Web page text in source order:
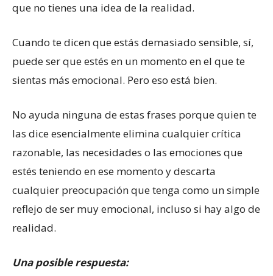
que no tienes una idea de la realidad.
Cuando te dicen que estás demasiado sensible, sí,
puede ser que estés en un momento en el que te
sientas más emocional. Pero eso está bien.
No ayuda ninguna de estas frases porque quien te
las dice esencialmente elimina cualquier crítica
razonable, las necesidades o las emociones que
estés teniendo en ese momento y descarta
cualquier preocupación que tenga como un simple
reflejo de ser muy emocional, incluso si hay algo de
realidad.
Una posible respuesta: